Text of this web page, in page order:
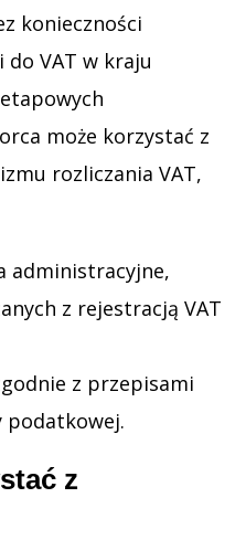
konieczności
VAT w kraju
może korzystać z
rozliczania VAT,
administracyjne,
z rejestracją VAT
z przepisami
podatkowej.
z